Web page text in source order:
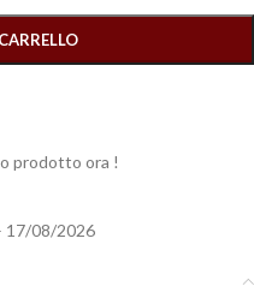
prodotto ora !
17/08/2026